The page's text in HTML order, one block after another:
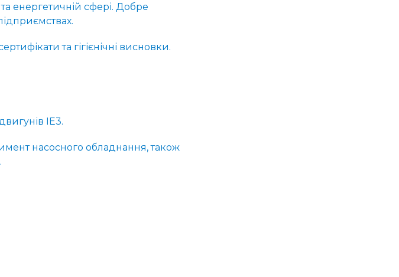
та енергетичній сфері. Добре
та гігієнічні висновки.
IE3.
насосного обладнання, також